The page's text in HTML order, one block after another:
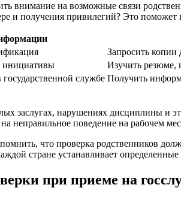
внимание на возможные связи
и получения привилегий? Это поможет
Запросить копии
Изучить резюме,
службе Получить
заслугах, нарушениях дисциплины и
неправильное поведение на рабочем
что проверка родственников
стране устанавливает
при приеме на